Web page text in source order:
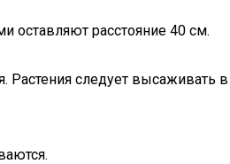
оставляют расстояние 40 см.
Растения следует высаживать в